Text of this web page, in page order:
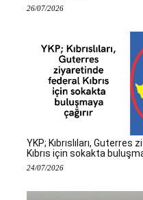
26/07/2026
YKP; Kıbrıslıları, Guterres
Kıbrıs için sokakta
24/07/2026